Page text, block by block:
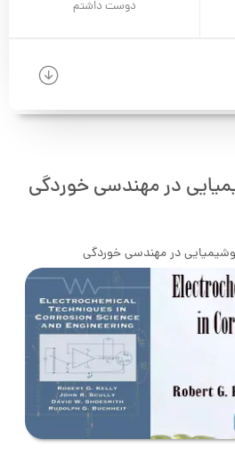
دوست داشتم
در مهندسی خوردگی
در مهندسی خوردگی